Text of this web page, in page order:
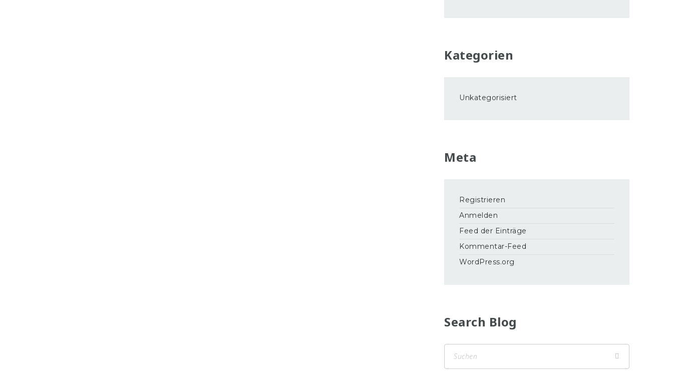
Kategorien
Unkategorisiert
Meta
Registrieren
Anmelden
Feed der Einträge
Kommentar-Feed
WordPress.org
Search Blog